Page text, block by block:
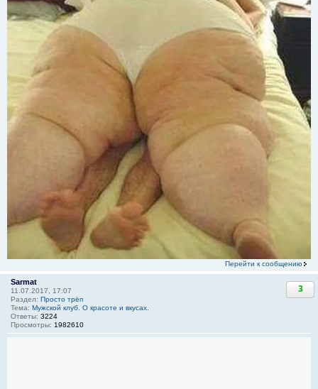
Перейти к сообщению
Sarmat
11.07.2017, 17:07
Раздел: Просто трёп
Тема: Мужской клуб. О красоте и вкусах.
Ответы: 3224
Просмотры: 1982610
3